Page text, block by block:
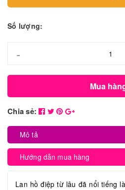
Số lượng:
-
Mua
Chia sẻ:
Mô tả
Hướng dẫn mua hàng
Lan hồ điệp từ lâu đã nổi tiếng